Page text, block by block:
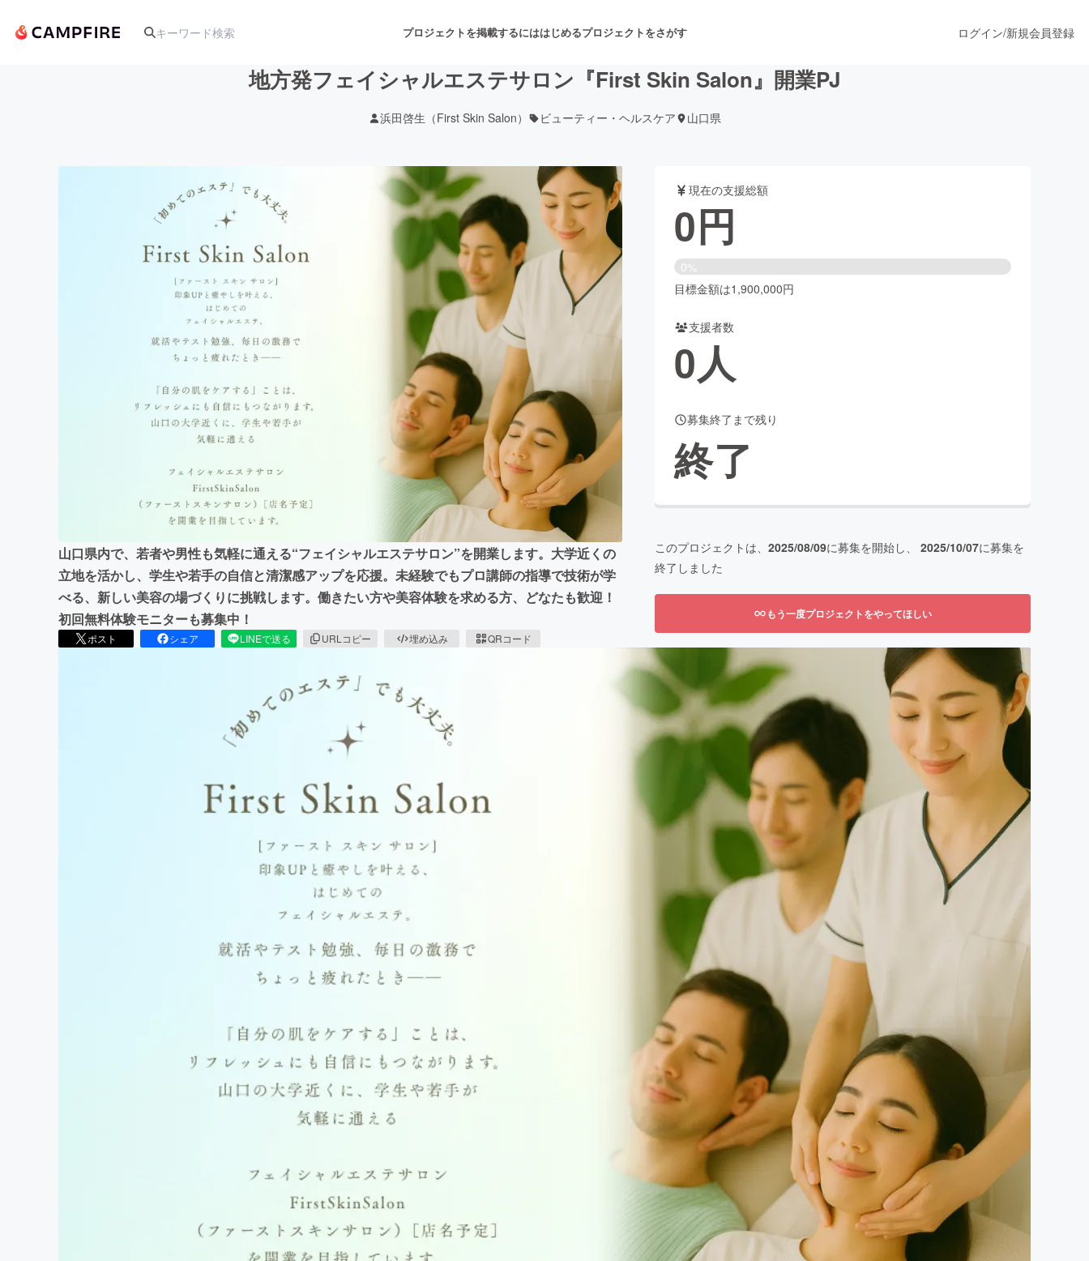
プロジェクトを掲載するにははじめるプロジェクトをさがす
アート・写真 音楽 舞台・パフォーマンス
テクノロジー・ガジェット ゲーム・サービス開発 フード・飲食店
映像・映画 書籍・雑誌出版 アニメ・漫画
チャレンジ ビューティー・ヘルスケア
CAMPFIRE for Social GoodCAMPFIRE Creation
CAMPFIREふるさと納税machi-yaコミュニティ
ログイン/新規会員登録
地方発フェイシャルエステサロン『First Skin Salon』開業PJ
浜田啓生（First Skin Salon） ビューティー・ヘルスケア 山口県
山口県内で、若者や男性も気軽に通える“フェイシャルエステサロン”を開業します。大学近くの
立地を活かし、学生や若手の自信と清潔感アップを応援。未経験でもプロ講師の指導で技術が学
べる、新しい美容の場づくりに挑戦します。働きたい方や美容体験を求める方、どなたも歓迎！
初回無料体験モニターも募集中！
ポスト シェア LINEで送る URLコピー 埋め込み QRコード
現在の支援総額
0円
0%
目標金額は1,900,000円
支援者数
0人
募集終了まで残り
終了
このプロジェクトは、 2025/08/09に募集を開始し、 2025/10/07に募集を
終了しました
もう一度プロジェクトをやってほしい